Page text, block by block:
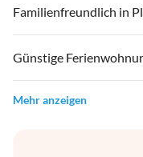
Familienfreundlich in
Günstige
Mehr anzeigen